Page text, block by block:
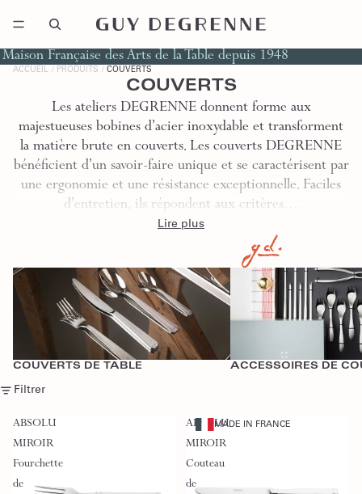
Maison Française des Arts de la Table depuis 1948
ACCUEIL PRODUITS COUVERTS
COUVERTS
Les ateliers DEGRENNE donnent forme aux
majestueuses bobines d’acier inoxydable et transforment
la matière brute en couverts. Les couverts DEGRENNE
bénéficient d’un savoir-faire unique et se caractérisent par
une ergonomie et une résistance exceptionnelle. Faciles
d’entretien, ils répondent aux critères…
Lire plus
Couverts de Table
COUVERTS DE TABLE
Accessoires de Couverts
ACCESSOIRES DE
Filtrer
ABSOLU
MIROIR
Fourchette
de
ABSOLU
MIROIR
Couteau
de
MADE IN FRANCE